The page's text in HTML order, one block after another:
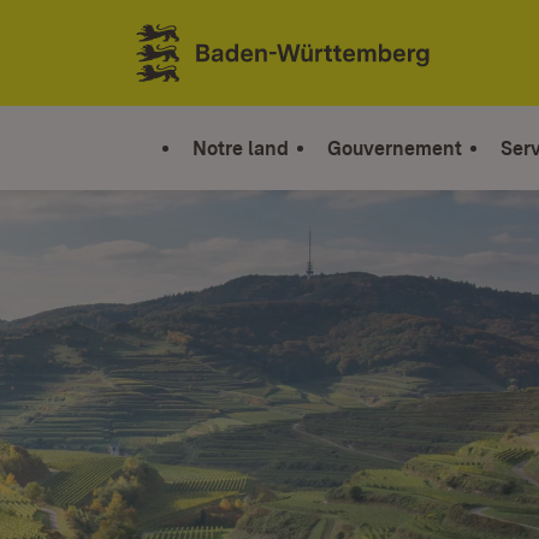
Sauter au contenu
Link zur Startseite
Notre land Gouvernement